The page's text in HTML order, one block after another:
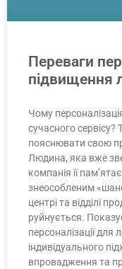
Переваги
підвищення
Чому
сучасного
пояснювати свою
Людина, яка вже
компанія її
знеособленим
центрі та відділі
руйнується.
персоналізації
індивідуального
впровадження та